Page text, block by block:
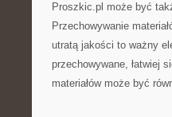
Proszkic.pl może być
Przechowywanie
utratą jakości to ważny
przechowywane, łatwiej
materiałów może być